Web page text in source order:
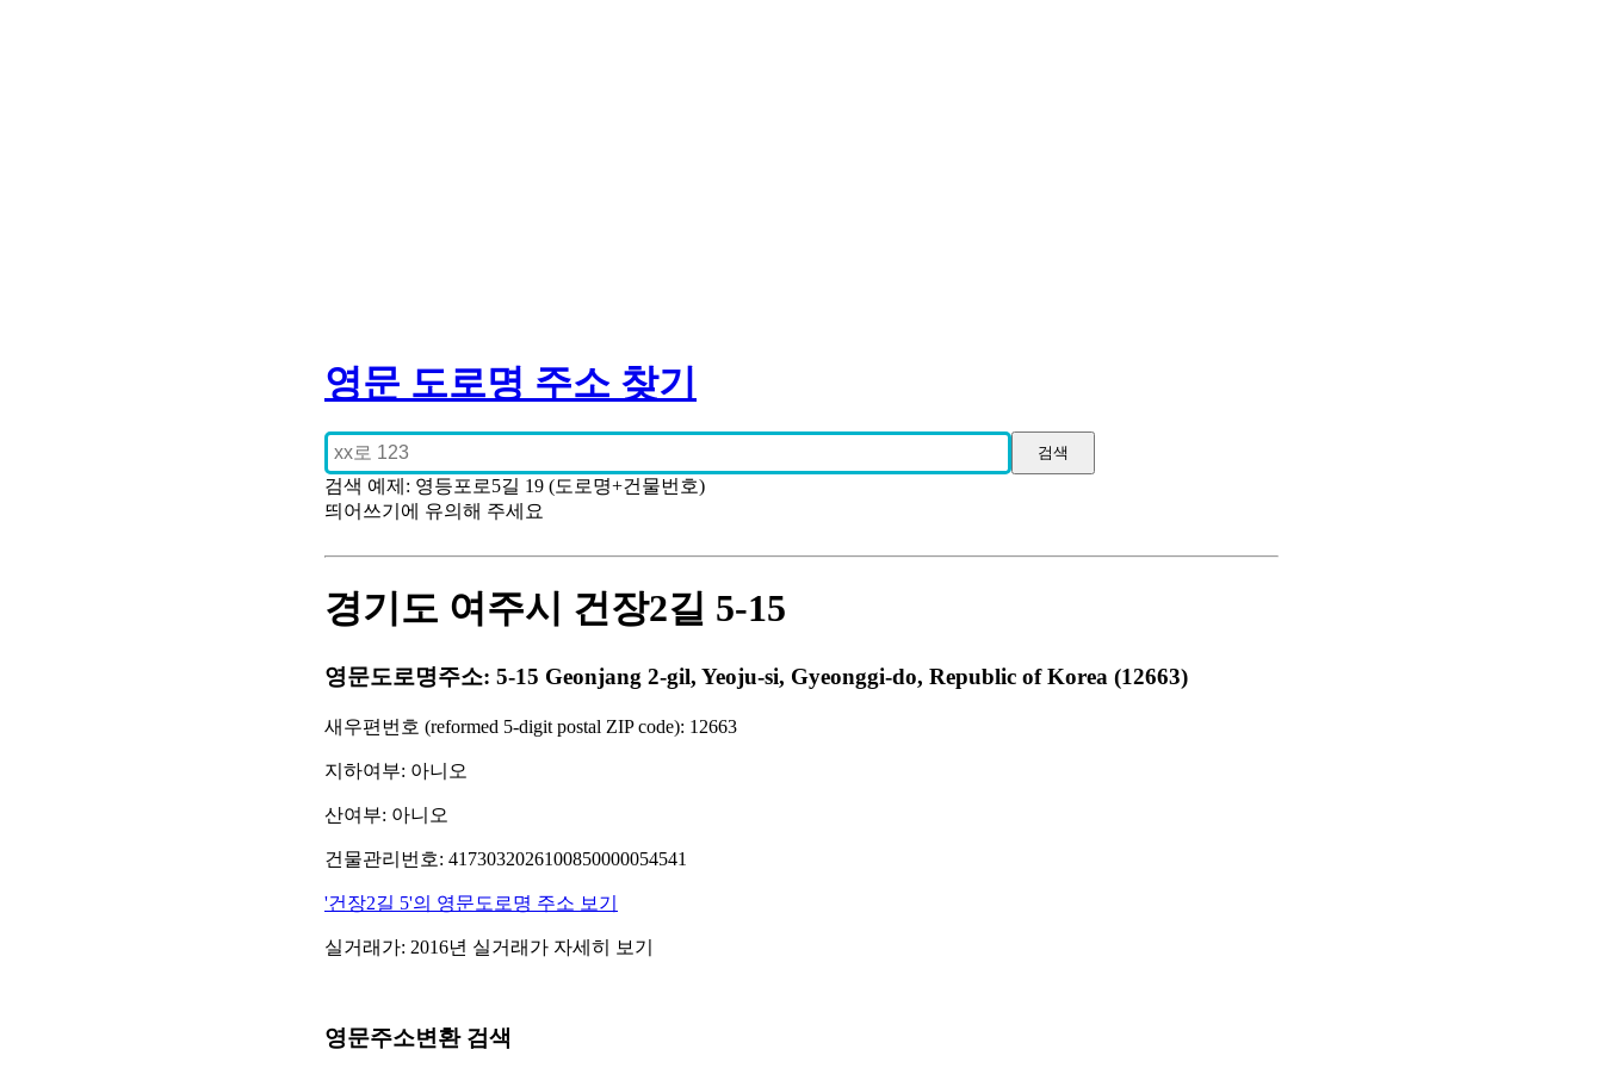
영문 도로명 주소 찾기
검색 예제: 영등포로5길 19 (도로명+건물번호)
띄어쓰기에 유의해 주세요
경기도 여주시 건장2길 5-15
영문도로명주소: 5-15 Geonjang 2-gil, Yeoju-si, Gyeonggi-do, Republic of Korea (12663)
새우편번호 (reformed 5-digit postal ZIP code): 12663
지하여부: 아니오
산여부: 아니오
건물관리번호: 4173032026100850000054541
'건장2길 5'의 영문도로명 주소 보기
실거래가: 2016년 실거래가 자세히 보기
영문주소변환 검색